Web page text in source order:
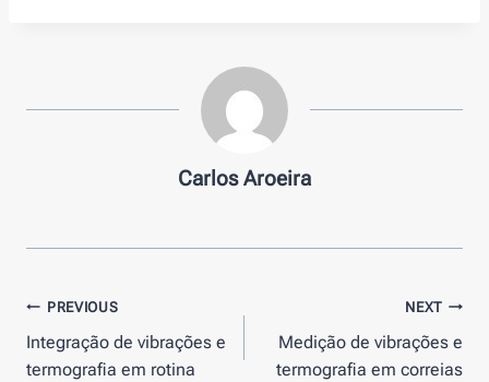
Carlos Aroeira
Navegação
de
PREVIOUS
Integração de vibrações e
termografia em rotina
NEXT
Medição de vibrações e
termografia em correias